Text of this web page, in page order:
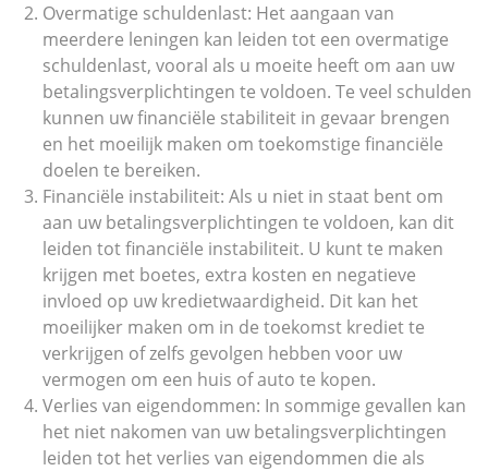
Overmatige schuldenlast: Het aangaan van
meerdere leningen kan leiden tot een overmatige
schuldenlast, vooral als u moeite heeft om aan uw
betalingsverplichtingen te voldoen. Te veel schulden
kunnen uw financiële stabiliteit in gevaar brengen
en het moeilijk maken om toekomstige financiële
doelen te bereiken.
Financiële instabiliteit: Als u niet in staat bent om
aan uw betalingsverplichtingen te voldoen, kan dit
leiden tot financiële instabiliteit. U kunt te maken
krijgen met boetes, extra kosten en negatieve
invloed op uw kredietwaardigheid. Dit kan het
moeilijker maken om in de toekomst krediet te
verkrijgen of zelfs gevolgen hebben voor uw
vermogen om een huis of auto te kopen.
Verlies van eigendommen: In sommige gevallen kan
het niet nakomen van uw betalingsverplichtingen
leiden tot het verlies van eigendommen die als